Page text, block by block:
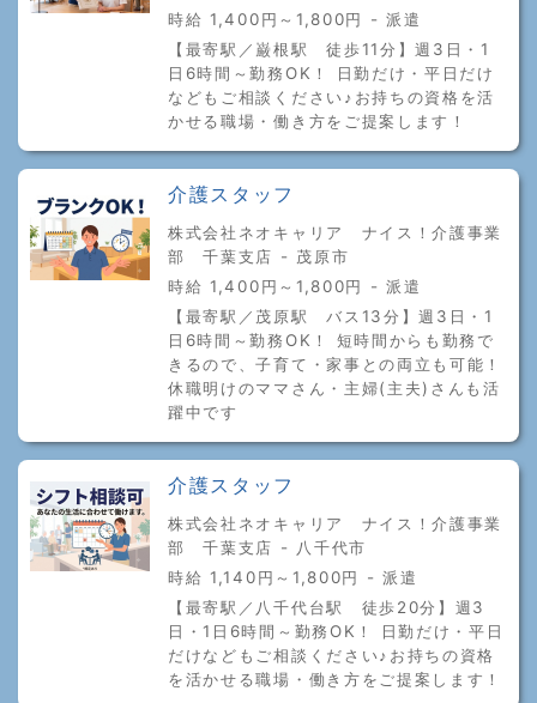
時給 1,400円～1,800円 - 派遣
【最寄駅／巌根駅 徒歩11分】週3日・1
日6時間～勤務OK！ 日勤だけ・平日だけ
などもご相談ください♪お持ちの資格を活
かせる職場・働き方をご提案します！
介護スタッフ
株式会社ネオキャリア ナイス！介護事業
部 千葉支店 - 茂原市
時給 1,400円～1,800円 - 派遣
【最寄駅／茂原駅 バス13分】週3日・1
日6時間～勤務OK！ 短時間からも勤務で
きるので、子育て・家事との両立も可能！
休職明けのママさん・主婦(主夫)さんも活
躍中です
介護スタッフ
株式会社ネオキャリア ナイス！介護事業
部 千葉支店 - 八千代市
時給 1,140円～1,800円 - 派遣
【最寄駅／八千代台駅 徒歩20分】週3
日・1日6時間～勤務OK！ 日勤だけ・平日
だけなどもご相談ください♪お持ちの資格
を活かせる職場・働き方をご提案します！